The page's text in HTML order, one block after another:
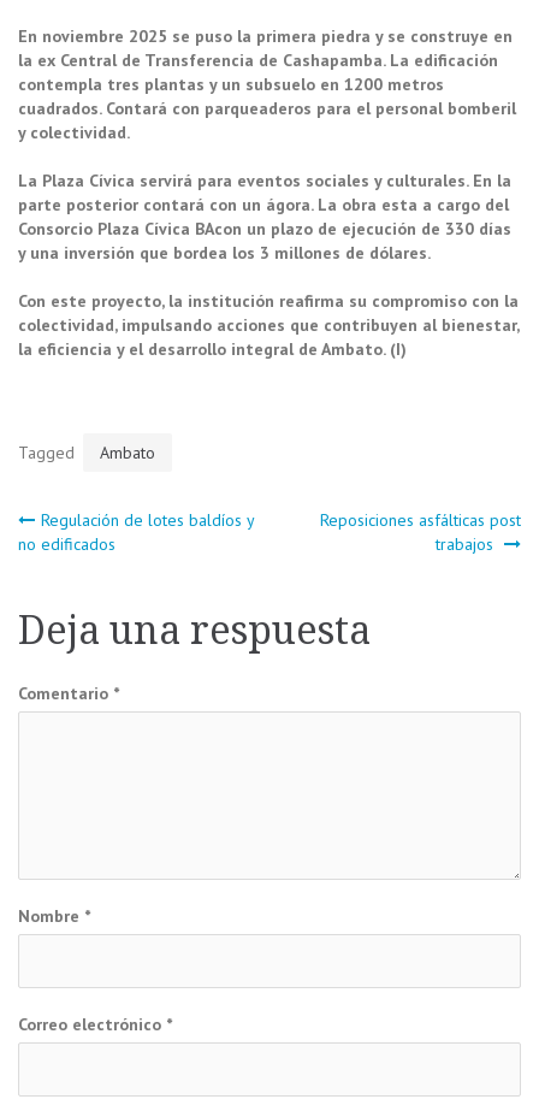
En noviembre 2025 se puso la primera piedra y se construye en
la ex Central de Transferencia de Cashapamba. La edificación
contempla tres plantas y un subsuelo en 1200 metros
cuadrados. Contará con parqueaderos para el personal bomberil
y colectividad.
La Plaza Cívica servirá para eventos sociales y culturales. En la
parte posterior contará con un ágora. La obra esta a cargo del
Consorcio Plaza Cívica BAcon un plazo de ejecución de 330 días
y una inversión que bordea los 3 millones de dólares.
Con este proyecto, la institución reafirma su compromiso con la
colectividad, impulsando acciones que contribuyen al bienestar,
la eficiencia y el desarrollo integral de Ambato. (I)
Tagged Ambato
Navegación
entradas
Regulación de lotes baldíos y
no edificados
Reposiciones asfálticas post
trabajos
Deja una respuesta
Comentario *
Nombre *
Correo electrónico *